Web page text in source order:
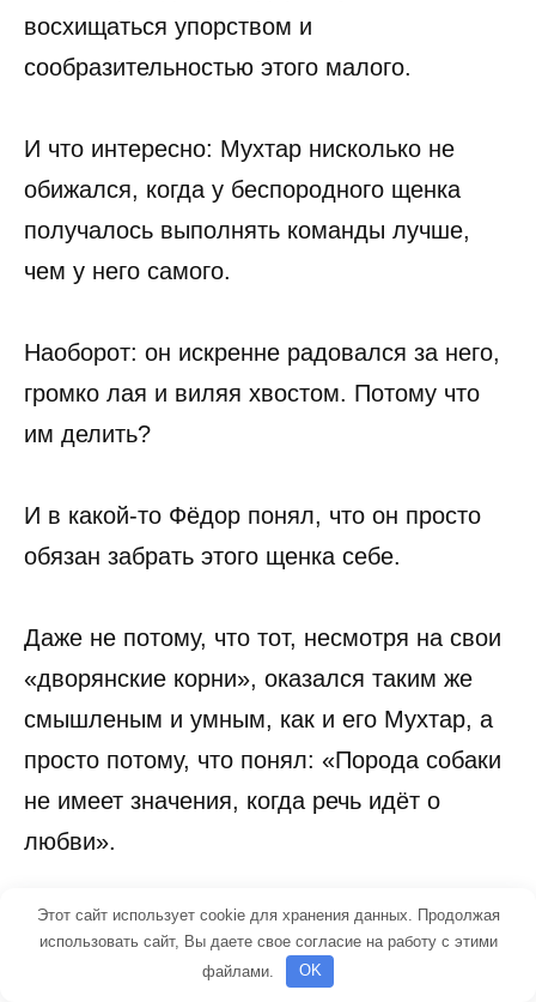
восхищаться упорством и
сообразительностью этого малого.
И что интересно: Мухтар нисколько не
обижался, когда у беспородного щенка
получалось выполнять команды лучше,
чем у него самого.
Наоборот: он искренне радовался за него,
громко лая и виляя хвостом. Потому что
им делить?
И в какой-то Фёдор понял, что он просто
обязан забрать этого щенка себе.
Даже не потому, что тот, несмотря на свои
«дворянские корни», оказался таким же
смышленым и умным, как и его Мухтар, а
просто потому, что понял: «Порода собаки
не имеет значения, когда речь идёт о
любви».
Полюбил он этого малого.
Этот сайт использует cookie для хранения данных. Продолжая
использовать сайт, Вы даете свое согласие на работу с этими
файлами.
OK